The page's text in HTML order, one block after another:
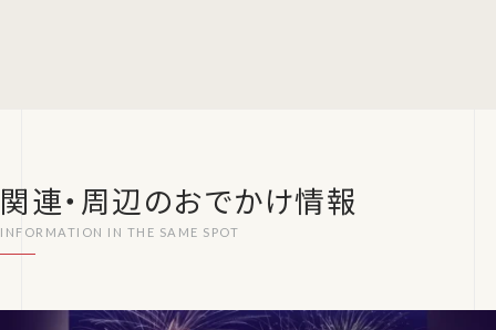
関連・周辺のおでかけ情報